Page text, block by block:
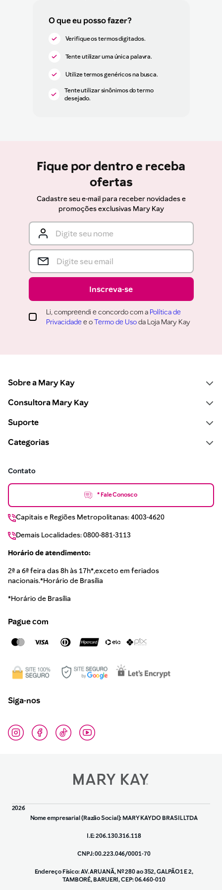
Verifique os termos digitados.
Tente utilizar uma única palavra.
Utilize termos genéricos na busca.
Tente utilizar sinônimos do termo
desejado.
Fique por dentro e receba
ofertas
Cadastre seu e-mail para receber novidades e
promoções exclusivas Mary Kay
Inscreva-se
Li, compreendi e concordo com a Política de
Privacidade e oTermo de Usoda Loja Mary Kay
Sobre a Mary Kay
Consultora Mary Kay
Suporte
Categorias
Contato
* Fale Conosco
Capitais e Regiões Metropolitanas: 4003-4620
Demais Localidades: 0800-881-3113
Horário de atendimento:
2ª a 6ª feira das 8h às 17h*,exceto em feriados
nacionais.*Horário de Brasília
*Horário de Brasília
Pague com
Siga-nos
2026
Nome empresarial (Razão Social): MARY KAY DO BRASIL LTDA
I.E: 206.130.316.118
CNPJ: 00.223.046/0001-70
Endereço Físico: AV. ARUANÃ, Nº 280 ao 352, GALPÃO1 E 2,
TAMBORÉ, BARUERI, CEP: 06.460-010